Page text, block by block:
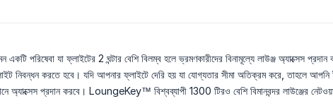
পরিষেবা যা ফ্লাইটের 2 ঘন্টার বেশি বিলম্ব হলে ভ্রমণকারীদের বিনামূল্যে লাউঞ্জ অ্যাক্সেস
নিবন্ধন করতে হবে। যদি আপনার ফ্লাইটে দেরি হয় যা যোগ্যতার সীমা অতিক্রম করে, তাহলে
অ্যাক্সেস প্রদান করবে। LoungeKey™ বিশ্বব্যাপী 1300 টিরও বেশি বিমানবন্দর লাউঞ্জের